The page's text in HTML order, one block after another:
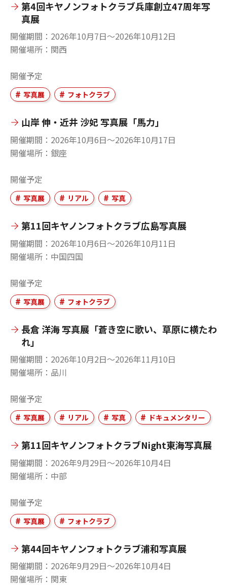
第4回キヤノンフォトクラブ兵庫創立47周年写
真展
開催期間
2026年10月7日〜2026年10月12日
開催場所
関西
開催予定
写真展 フォトクラブ
山岸 伸・近井 沙妃 写真展「馬力」
開催期間
2026年10月6日〜2026年10月17日
開催場所
銀座
開催予定
写真展 リアル 写真
第11回キヤノンフォトクラブ広島写真展
開催期間
2026年10月6日〜2026年10月11日
開催場所
中国四国
開催予定
写真展 フォトクラブ
長倉 洋海 写真展「蒼き空に歌い、草原に横たわ
れ」
開催期間
2026年10月2日〜2026年11月10日
開催場所
品川
開催予定
写真展 リアル 写真 ドキュメンタリー
第11回キヤノンフォトクラブNight東海写真展
開催期間
2026年9月29日〜2026年10月4日
開催場所
中部
開催予定
写真展 フォトクラブ
第44回キヤノンフォトクラブ浦和写真展
開催期間
2026年9月29日〜2026年10月4日
開催場所
関東